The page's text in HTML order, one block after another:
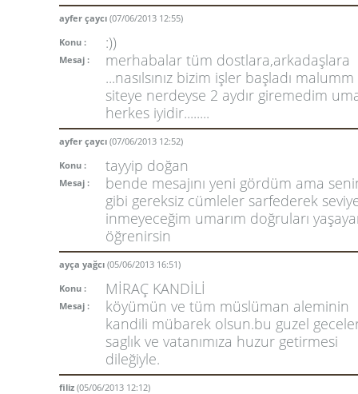
ayfer çaycı (07/06/2013 12:55)
Konu :
:))
Mesaj :
merhabalar tüm dostlara,arkadaşlara
...nasılsınız bizim işler başladı malumm
siteye nerdeyse 2 aydır giremedim
herkes iyidir........
ayfer çaycı (07/06/2013 12:52)
Konu :
tayyip doğan
Mesaj :
bende mesajını yeni gördüm ama
gibi gereksiz cümleler sarfederek
inmeyeceğim umarım doğruları
öğrenirsin
ayça yağcı (05/06/2013 16:51)
Konu :
MİRAÇ KANDİLİ
Mesaj :
köyümün ve tüm müslüman aleminin
kandili mübarek olsun.bu guzel
saglık ve vatanımıza huzur getirmesi
dileğiyle.
filiz (05/06/2013 12:12)